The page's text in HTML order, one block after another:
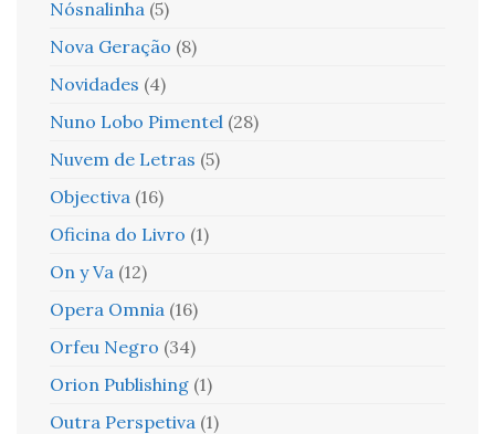
Nósnalinha (5)
Nova Geração (8)
Novidades (4)
Nuno Lobo Pimentel (28)
Nuvem de Letras (5)
Objectiva (16)
Oficina do Livro (1)
On y Va (12)
Opera Omnia (16)
Orfeu Negro (34)
Orion Publishing (1)
Outra Perspetiva (1)